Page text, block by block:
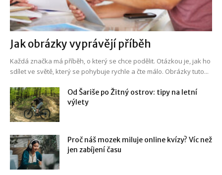
Jak obrázky vyprávějí příběh
Každá značka má příběh, o který se chce podělit. Otázkou je, jak ho
sdílet ve světě, který se pohybuje rychle a čte málo. Obrázky tuto...
Od Šariše po Žitný ostrov: tipy na letní
výlety
Proč náš mozek miluje online kvízy? Víc než
jen zabíjení času